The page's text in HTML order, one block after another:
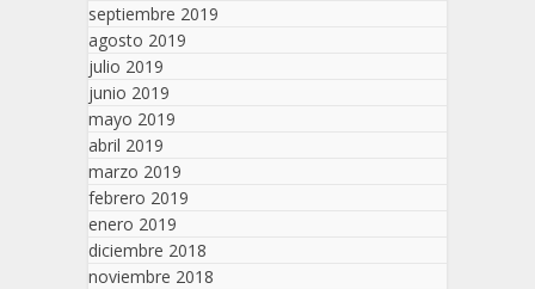
septiembre 2019
agosto 2019
julio 2019
junio 2019
mayo 2019
abril 2019
marzo 2019
febrero 2019
enero 2019
diciembre 2018
noviembre 2018